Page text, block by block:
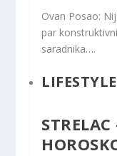
Ovan Posao:
par
saradnika….
LIFESTYLE